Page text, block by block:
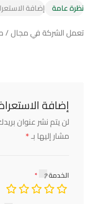
نظرة عامة إضافة
تعمل الشركة في مجال /
إضافة
لن يتم نشر عنوان
مشار إليها بـ*
الخدمة